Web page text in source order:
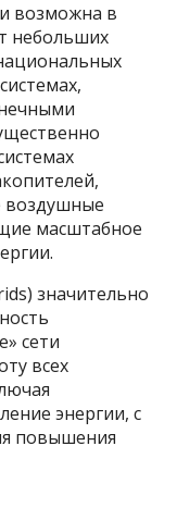
возможна в
небольших
воздушные
масштабное
значительно
сети
всех
энергии, с
повышения